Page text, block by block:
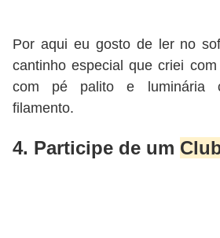
Por aqui eu gosto de ler no
cantinho especial que criei
com pé palito e luminária
filamento.
4. Participe de um